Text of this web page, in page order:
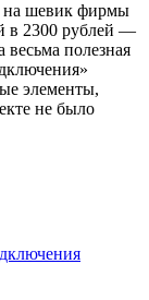
на шевик фирмы
в 2300 рублей —
полезная
элементы,
не было